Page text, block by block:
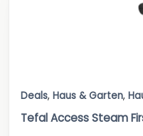
Deals, Haus & Garten,
Tefal Access Steam